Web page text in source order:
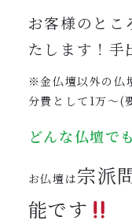
お客様のとこ
たします！手
※金仏壇以外の仏
分費として1万〜(
どんな仏壇で
お仏壇は宗派
能です